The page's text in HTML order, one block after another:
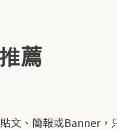
薦
、簡報或Banner，